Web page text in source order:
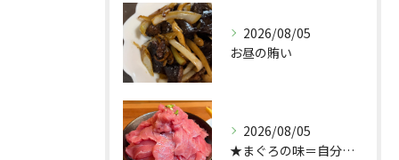
2026/08/05
お昼の賄い
2026/08/05
★まぐろの味＝自分好み？★